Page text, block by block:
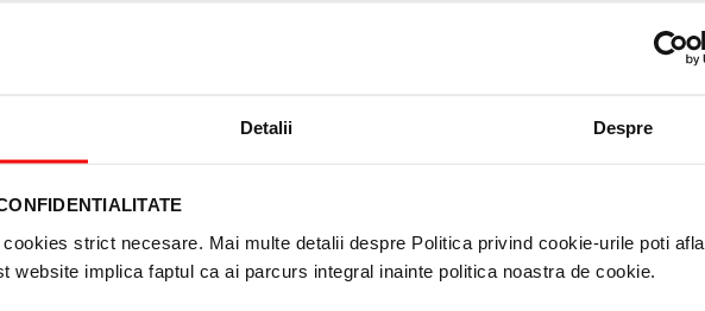
Detalii Despre
strict necesare. Mai multe detalii despre Politica privind cookie-urile poti afla
website implica faptul ca ai parcurs integral inainte politica noastra de cookie.